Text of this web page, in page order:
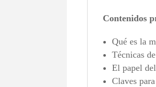
Contenidos
Qué es la
Técnicas
El papel
Claves